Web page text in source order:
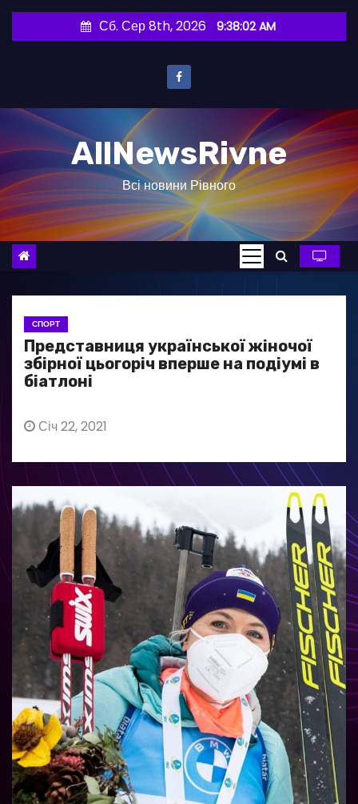
и
о
в
Сб. Сер 8th, 2026 9:38:03 AM
AllNewsRivne
Всі новини Рівного
СПОРТ
Представниця української жіночої
збірної цьогоріч вперше на подіумі в
біатлоні
Січ 22, 2021